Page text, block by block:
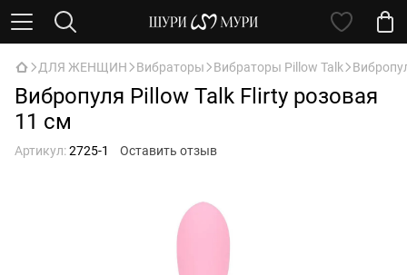
ДЛЯ ЖЕНЩИН Вибраторы Вибраторы Pillow Talk
Вибропуля Pillow Talk Flirty розовая
11 см
Артикул:2725-1 Оставить отзыв